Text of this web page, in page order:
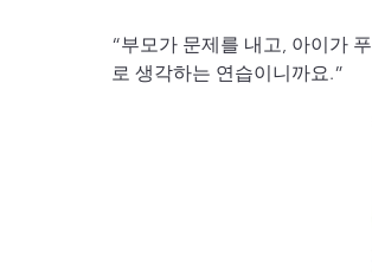
“부모가 문제를 내고, 아이가
로 생각하는 연습이니까요.”